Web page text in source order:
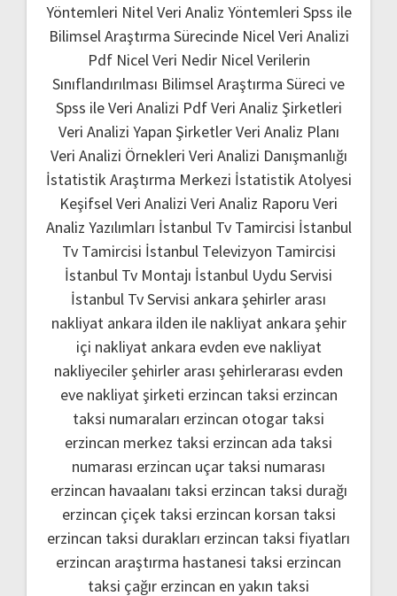
Yöntemleri Nitel Veri Analiz Yöntemleri Spss ile
Bilimsel Araştırma Sürecinde Nicel Veri Analizi
Pdf Nicel Veri Nedir Nicel Verilerin
Sınıflandırılması Bilimsel Araştırma Süreci ve
Spss ile Veri Analizi PdfVeri Analiz Şirketleri
Veri Analizi Yapan ŞirketlerVeri Analiz Planı
Veri Analizi Örnekleri Veri Analizi Danışmanlığı
İstatistik Araştırma Merkezi İstatistik Atolyesi
Keşifsel Veri Analizi Veri Analiz Raporu Veri
Analiz Yazılımları İstanbul Tv Tamircisi İstanbul
Tv Tamircisi İstanbul Televizyon Tamircisi
İstanbul Tv Montajı İstanbul Uydu Servisi
İstanbul Tv Servisi ankara şehirler arası
nakliyat ankara ilden ile nakliyat ankara şehir
içi nakliyat ankara evden eve nakliyat
nakliyeciler şehirler arası şehirlerarası evden
eve nakliyat şirketi erzincan taksi erzincan
taksi numaraları erzincan otogar taksi
erzincan merkez taksi erzincan ada taksi
numarası erzincan uçar taksi numarası
erzincan havaalanı taksi erzincan taksi durağı
erzincan çiçek taksi erzincan korsan taksi
erzincan taksi durakları erzincan taksi fiyatları
erzincan araştırma hastanesi taksi erzincan
taksi çağır erzincan en yakın taksi